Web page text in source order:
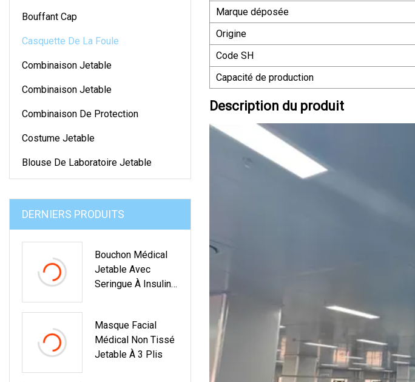
Bouffant Cap
Casquette De La Foule
Combinaison Jetable
Combinaison Jetable
Combinaison De Protection
Costume Jetable
Blouse De Laboratoire Jetable
DERNIERS PRODUITS
Bouchon Médical
Jetable Avec
Seringue À Insuline
Masque Facial
Médical Non Tissé
Jetable À 3 Plis
Marque déposée
Origine
Code SH
Capacité de production
Description du produit